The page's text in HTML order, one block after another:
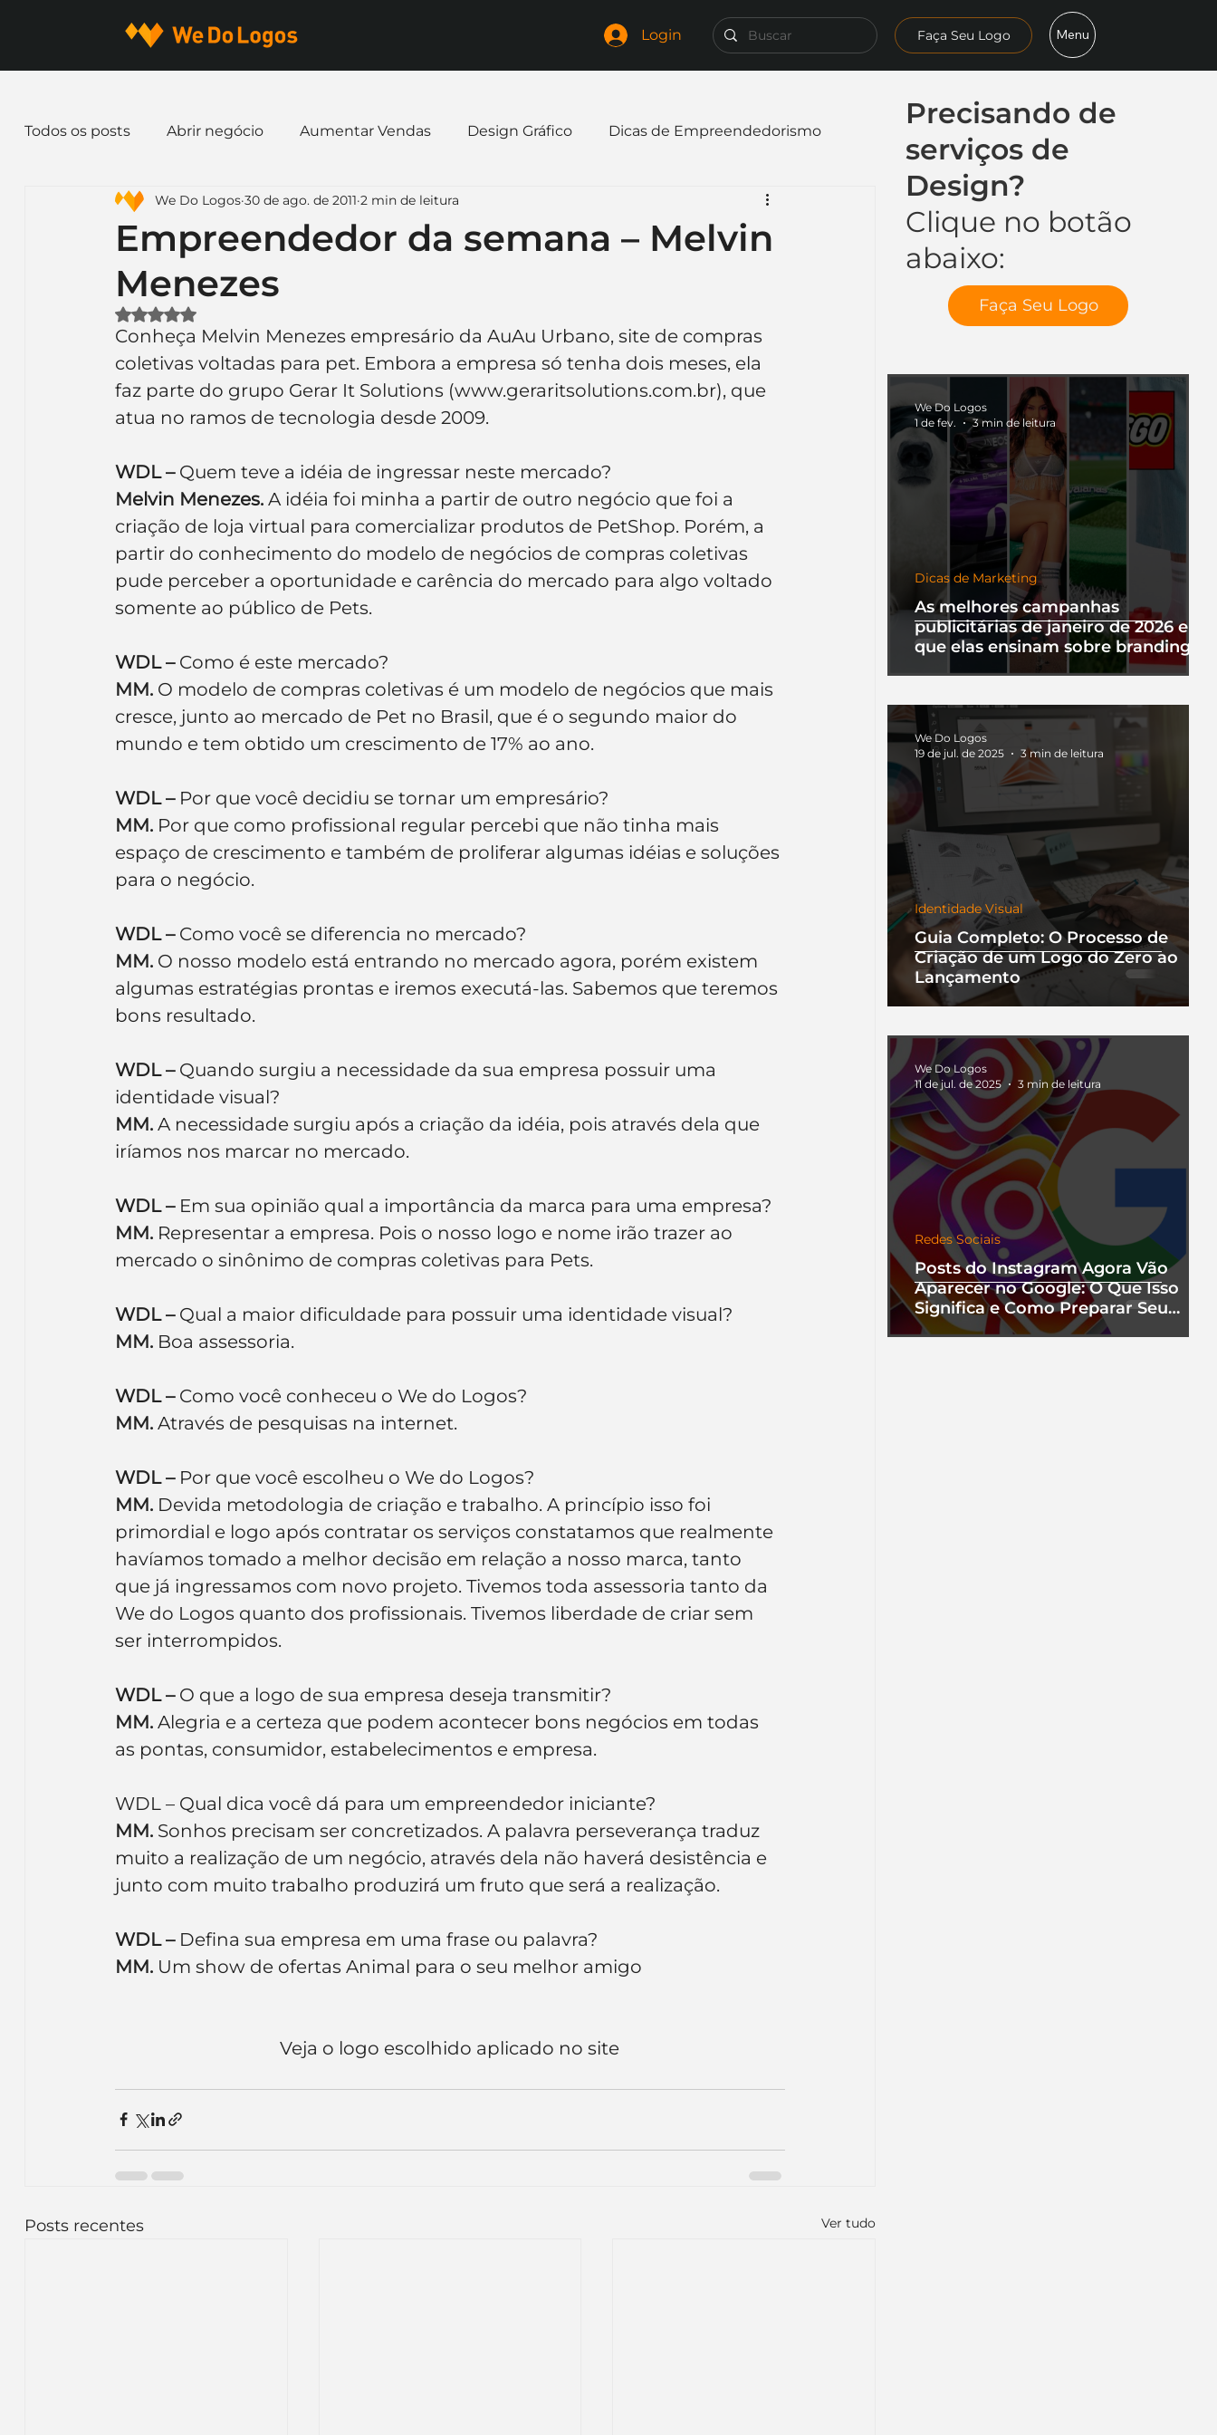
Login Faça Seu Logo Menu
Precisando de
serviços de
Design?
Clique no botão
abaixo:
Faça Seu Logo
As melhores campanhas
publicitárias de janeiro de 2026 e o
que elas ensinam sobre branding
Dicas de Marketing
We Do Logos
1 de fev.
3 min de leitura
Guia Completo: O Processo de
Criação de um Logo do Zero ao
Lançamento
Identidade Visual
We Do Logos
19 de jul. de 2025
3 min de leitura
Posts do Instagram Agora Vão
Aparecer no Google: O Que Isso
Significa e Como Preparar Seu
Perfil
Redes Sociais
We Do Logos
11 de jul. de 2025
3 min de leitura
Todos os posts Abrir negócio Aumentar Vendas Design Gráfico Dicas de Empreendedorismo
Dicas de Marketing Email marketing Expandir negócio
Identidade Visual Marca
Papelaria Frases Logotipo
Inteligência Artificial Embalagens nome de empresa
Empreendedor da semana – Melvin
Menezes
We Do Logos 30 de ago. de 2011 2 min de leitura
Avaliado com NaN de 5 estrelas.
Conheça Melvin Menezes empresário da AuAu Urbano, site de compras
coletivas voltadas para pet. Embora a empresa só tenha dois meses, ela
faz parte do grupo Gerar It Solutions (www.geraritsolutions.com.br), que
atua no ramos de tecnologia desde 2009.
WDL – Quem teve a idéia de ingressar neste mercado?
Melvin Menezes. A idéia foi minha a partir de outro negócio que foi a
criação de loja virtual para comercializar produtos de PetShop. Porém, a
partir do conhecimento do modelo de negócios de compras coletivas
pude perceber a oportunidade e carência do mercado para algo voltado
somente ao público de Pets.
WDL – Como é este mercado?
MM. O modelo de compras coletivas é um modelo de negócios que mais
cresce, junto ao mercado de Pet no Brasil, que é o segundo maior do
mundo e tem obtido um crescimento de 17% ao ano.
WDL – Por que você decidiu se tornar um empresário?
MM. Por que como profissional regular percebi que não tinha mais
espaço de crescimento e também de proliferar algumas idéias e soluções
para o negócio.
WDL – Como você se diferencia no mercado?
MM. O nosso modelo está entrando no mercado agora, porém existem
algumas estratégias prontas e iremos executá-las. Sabemos que teremos
bons resultado.
WDL – Quando surgiu a necessidade da sua empresa possuir uma
identidade visual?
MM. A necessidade surgiu após a criação da idéia, pois através dela que
iríamos nos marcar no mercado.
WDL – Em sua opinião qual a importância da marca para uma empresa?
MM. Representar a empresa. Pois o nosso logo e nome irão trazer ao
mercado o sinônimo de compras coletivas para Pets.
WDL – Qual a maior dificuldade para possuir uma identidade visual?
MM. Boa assessoria.
WDL – Como você conheceu o We do Logos?
MM. Através de pesquisas na internet.
WDL – Por que você escolheu o We do Logos?
MM. Devida metodologia de criação e trabalho. A princípio isso foi
primordial e logo após contratar os serviços constatamos que realmente
havíamos tomado a melhor decisão em relação a nosso marca, tanto
que já ingressamos com novo projeto. Tivemos toda assessoria tanto da
We do Logos quanto dos profissionais. Tivemos liberdade de criar sem
ser interrompidos.
WDL – O que a logo de sua empresa deseja transmitir?
MM. Alegria e a certeza que podem acontecer bons negócios em todas
as pontas, consumidor, estabelecimentos e empresa.
WDL – Qual dica você dá para um empreendedor iniciante?
MM. Sonhos precisam ser concretizados. A palavra perseverança traduz
muito a realização de um negócio, através dela não haverá desistência e
junto com muito trabalho produzirá um fruto que será a realização.
WDL – Defina sua empresa em uma frase ou palavra?
MM. Um show de ofertas Animal para o seu melhor amigo
Veja o logo escolhido aplicado no site
Posts recentes Ver tudo